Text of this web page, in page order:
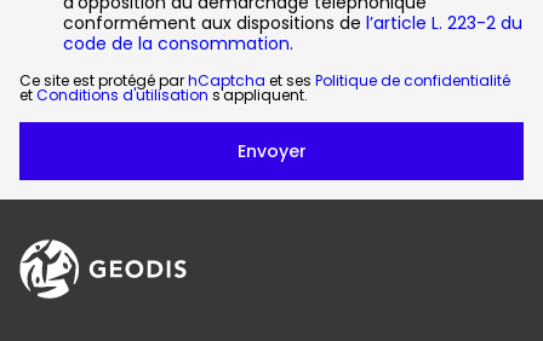
conformément aux dispositions de l’article L. 223-2 du
code de la consommation.
Ce site est protégé parhCaptcha et ses Politique de confidentialité
etConditions d'utilisation s'appliquent.